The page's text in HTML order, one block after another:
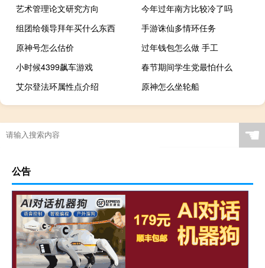
艺术管理论文研究方向
今年过年南方比较冷了吗
组团给领导拜年买什么东西
手游诛仙多情环任务
原神号怎么估价
过年钱包怎么做 手工
小时候4399飙车游戏
春节期间学生党最怕什么
艾尔登法环属性点介绍
原神怎么坐轮船
☚
公告